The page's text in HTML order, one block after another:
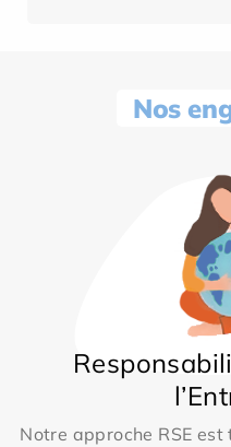
Nos
Notre approche RSE